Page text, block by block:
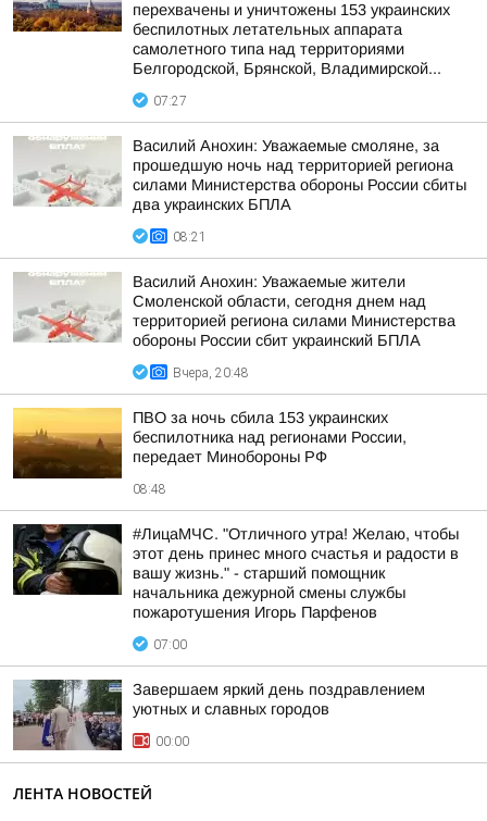
перехвачены и уничтожены 153 украинских
беспилотных летательных аппарата
самолетного типа над территориями
Белгородской, Брянской, Владимирской...
07:27
Василий Анохин: Уважаемые смоляне, за
прошедшую ночь над территорией региона
силами Министерства обороны России сбиты
два украинских БПЛА
08:21
Василий Анохин: Уважаемые жители
Смоленской области, сегодня днем над
территорией региона силами Министерства
обороны России сбит украинский БПЛА
Вчера, 20:48
ПВО за ночь сбила 153 украинских
беспилотника над регионами России,
передает Минобороны РФ
08:48
#ЛицаМЧС. "Отличного утра! Желаю, чтобы
этот день принес много счастья и радости в
вашу жизнь." - старший помощник
начальника дежурной смены службы
пожаротушения Игорь Парфенов
07:00
Завершаем яркий день поздравлением
уютных и славных городов
00:00
ЛЕНТА НОВОСТЕЙ